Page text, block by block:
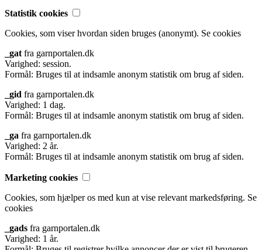
Statistik cookies
Cookies, som viser hvordan siden bruges (anonymt). Se cookies
_gat fra garnportalen.dk
Varighed: session.
Formål: Bruges til at indsamle anonym statistik om brug af siden.
_gid fra garnportalen.dk
Varighed: 1 dag.
Formål: Bruges til at indsamle anonym statistik om brug af siden.
_ga fra garnportalen.dk
Varighed: 2 år.
Formål: Bruges til at indsamle anonym statistik om brug af siden.
Marketing cookies
Cookies, som hjælper os med kun at vise relevant markedsføring. Se
cookies
_gads fra garnportalen.dk
Varighed: 1 år.